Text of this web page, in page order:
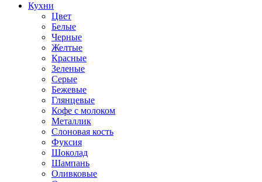
Кухни
Цвет
Белые
Черные
Желтые
Красные
Зеленые
Серые
Бежевые
Глянцевые
Кофе с молоком
Металлик
Слоновая кость
Фуксия
Шоколад
Шампань
Оливковые